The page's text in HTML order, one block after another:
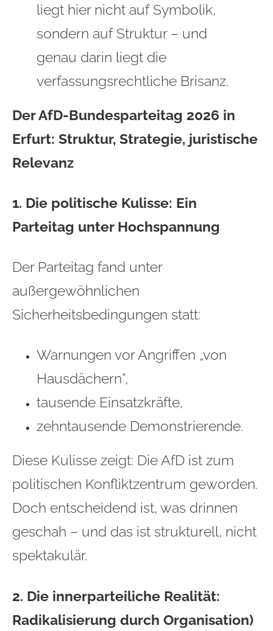
liegt hier nicht auf Symbolik,
sondern auf Struktur – und
genau darin liegt die
verfassungsrechtliche Brisanz.
Der AfD‑Bundesparteitag 2026 in
Erfurt: Struktur, Strategie, juristische
Relevanz
1. Die politische Kulisse: Ein
Parteitag unter Hochspannung
Der Parteitag fand unter
außergewöhnlichen
Sicherheitsbedingungen statt:
Warnungen vor Angriffen „von
Hausdächern“,
tausende Einsatzkräfte,
zehntausende Demonstrierende.
Diese Kulisse zeigt: Die AfD ist zum
politischen Konfliktzentrum geworden.
Doch entscheidend ist, was drinnen
geschah – und das ist strukturell, nicht
spektakulär.
2. Die innerparteiliche Realität:
Radikalisierung durch Organisation)